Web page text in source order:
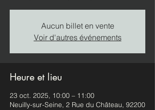
Aucun billet en vente
Voir d'autres événements
Heure et lieu
23 oct. 2025, 10:00 – 11:00
Neuilly-sur-Seine, 2 Rue du Château, 92200